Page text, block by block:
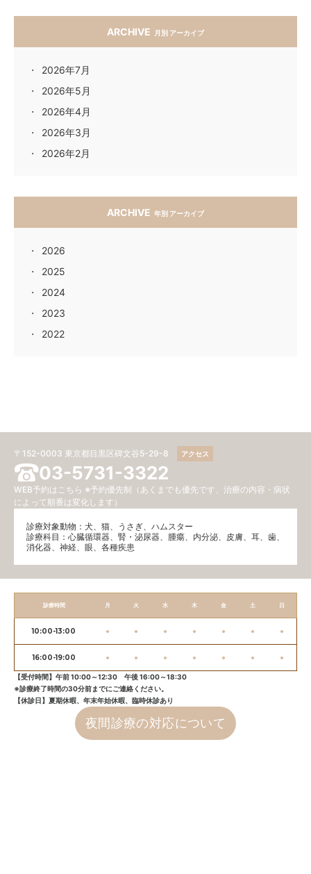
ARCHIVE 月別 アーカイブ
2026年7月
2026年5月
2026年4月
2026年3月
2026年2月
ARCHIVE 年別 アーカイブ
2026
2025
2024
2023
2022
〒152-0003 東京都目黒区碑文谷5-29-8 アクセス
03-5731-3322
WEB予約はこちら ※予約優先制（あくまでも優先です、治療の内容・病状
によって順番は変化します）
診療対象動物：犬、猫、うさぎ、ハムスター
診療科目：⼼臓循環器、腎・泌尿器、腫瘍、内分泌、⽪膚、耳、歯、
消化器、神経、眼、各種疾患
診療時間 月 火 水 木 金 土 日
10:00-13:00 ● ● ● ● ● ● ●
16:00-19:00 ● ● ● ● ● ● ●
【受付時間】午前 10:00～12:30 午後 16:00～18:30
※診療終了時間の30分前までにご連絡ください。
【休診日】夏期休暇、年末年始休暇、臨時休診あり
夜間診療の対応について